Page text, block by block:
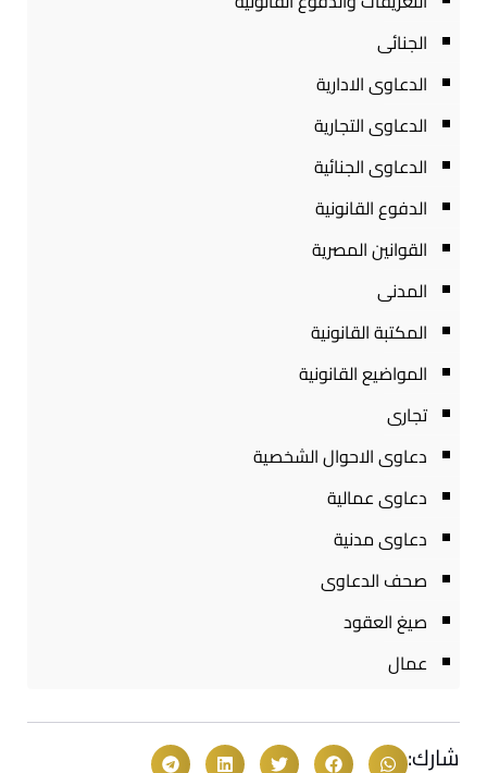
الجنائى
الدعاوى الادارية
الدعاوى التجارية
الدعاوى الجنائية
الدفوع القانونية
القوانين المصرية
المدنى
المكتبة القانونية
المواضيع القانونية
تجارى
دعاوى الاحوال الشخصية
دعاوى عمالية
دعاوى مدنية
صحف الدعاوى
صيغ العقود
عمال
شارك: